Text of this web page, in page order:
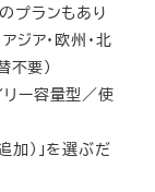
プランもあり
ジア・欧州・北
不要）
ー容量型／使
加）」を選ぶだ